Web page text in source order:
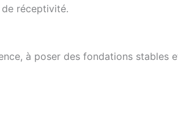
réceptivité.
à poser des fondations stables